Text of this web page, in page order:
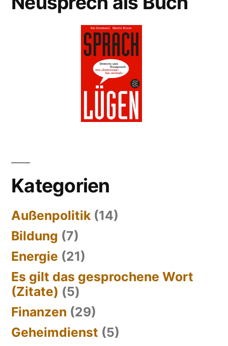
Kategorien
Außenpolitik (14)
Bildung (7)
Energie (21)
Es gilt das gesprochene Wort
(Zitate) (5)
Finanzen (29)
Geheimdienst (5)